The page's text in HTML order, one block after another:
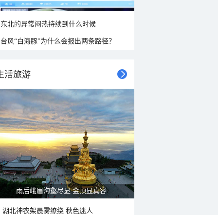
东北的异常闷热持续到什么时候
台风“白海豚”为什么会报出两条路径？
活旅游
山水扇面：秋红点缀颐和园西堤
湖北神农架晨雾缭绕 秋色迷人